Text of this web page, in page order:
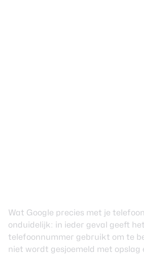
Wat Google precies met je
onduidelijk: in ieder geval geeft
telefoonnummer gebruikt om te
niet wordt gesjoemeld met